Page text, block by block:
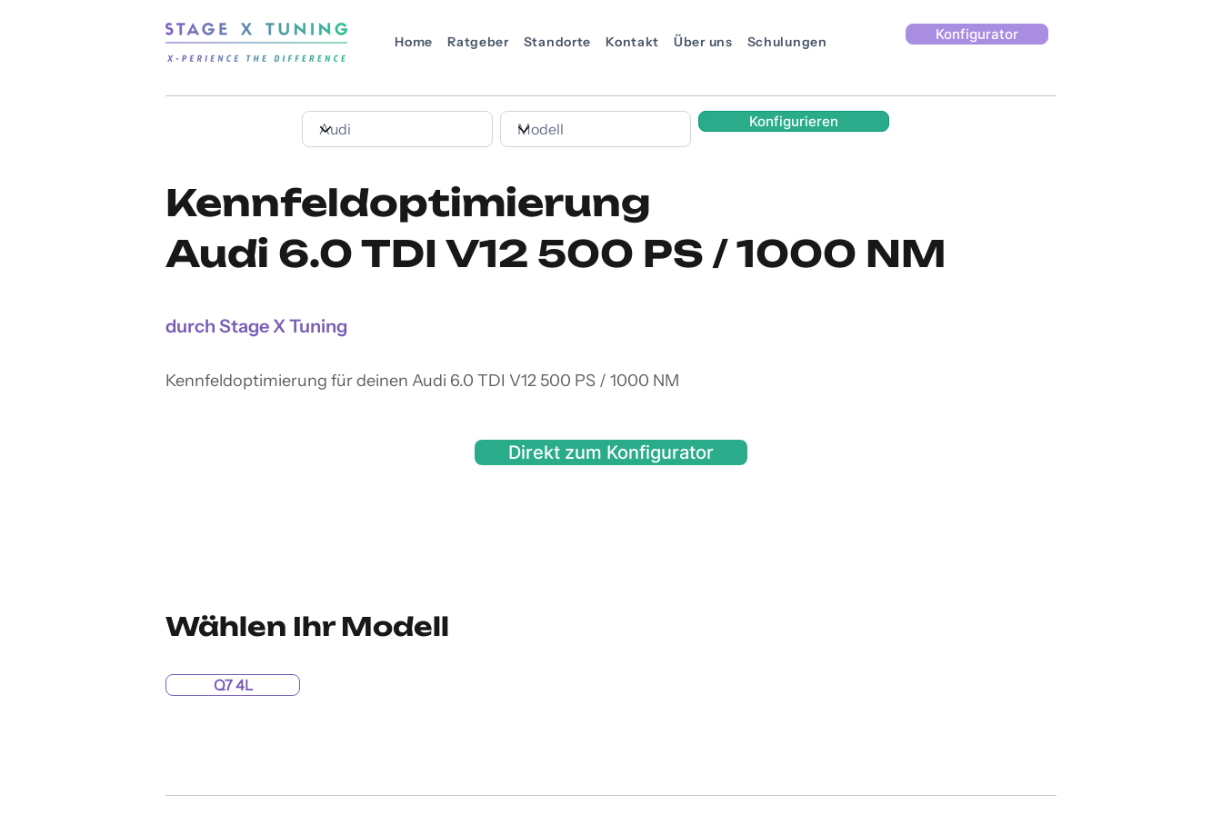
Home Ratgeber Standorte Kontakt Über uns Schulungen Konfigurator
Konfigurieren
Kennfeldoptimierung
Audi 6.0 TDI V12 500 PS / 1000 NM
durch Stage X Tuning
Kennfeldoptimierung für deinen Audi 6.0 TDI V12 500 PS / 1000 NM
Direkt zum Konfigurator
Wählen Ihr Modell
Q7 4L